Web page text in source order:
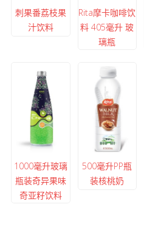
刺果番荔枝果
汁饮料
Rita摩卡咖啡饮
料 405毫升 玻
璃瓶
1000毫升玻璃
瓶装奇异果味
奇亚籽饮料
500毫升PP瓶
装核桃奶